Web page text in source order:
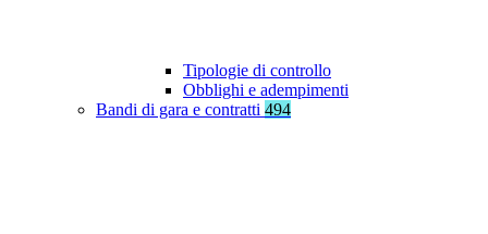
Tipologie di controllo
Obblighi e adempimenti
Bandi di gara e contratti 494